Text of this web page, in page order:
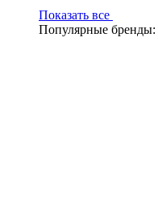
Показать все
Популярные бренды: